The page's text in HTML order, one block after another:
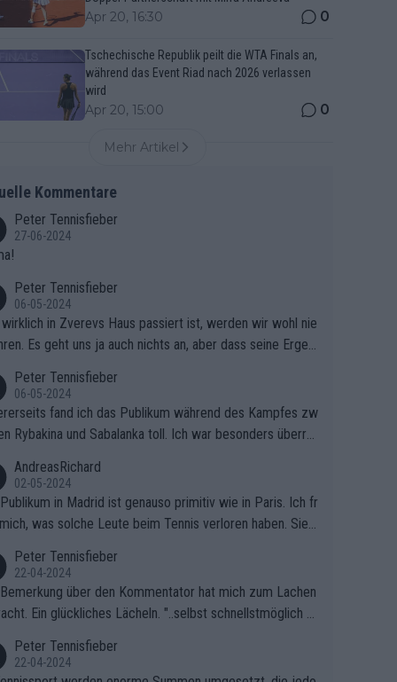
Apr 20, 16:30 0
Tschechische Republik peilt die WTA Finals an,
während das Event Riad nach 2026 verlassen
wird
Apr 20, 15:00 0
Mehr Artikel
Kommentare
Peter Tennisfieber
27-06-2024
Peter Tennisfieber
06-05-2024
wirklich in Zverevs Haus passiert ist, werden wir wohl nie
Es geht uns ja auch nichts an, aber dass seine Ergeb
Peter Tennisfieber
06-05-2024
fand ich das Publikum während des Kampfes zw
Rybakina und Sabalanka toll. Ich war besonders überras
AndreasRichard
02-05-2024
in Madrid ist genauso primitiv wie in Paris. Ich fr
was solche Leute beim Tennis verloren haben. Sie s
Peter Tennisfieber
22-04-2024
über den Kommentator hat mich zum Lachen
Ein glückliches Lächeln. "..selbst schnellstmöglich na
Peter Tennisfieber
22-04-2024